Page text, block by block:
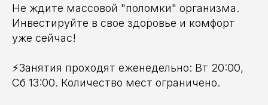
Не ждите массовой "поломки" организма.
Инвестируйте в свое здоровье и комфорт
уже сейчас!
⚡️Занятия проходят еженедельно: Вт 20:00,
Сб 13:00. Количество мест ограничено.